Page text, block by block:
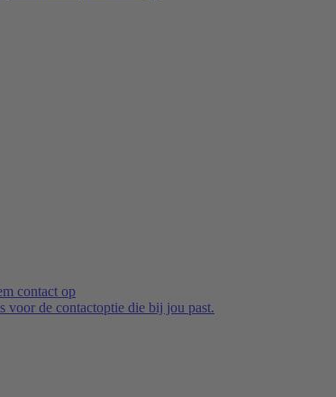
contact op
voor de contactoptie die bij jou past.